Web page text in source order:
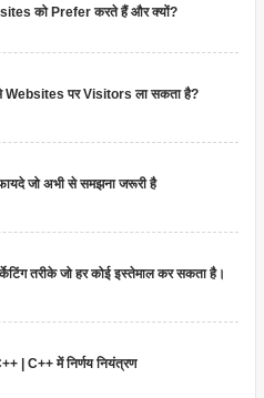
को Prefer करते हैं और क्यों?
पर Visitors ला सकता है?
जो अभी से समझना जरूरी है
तरीके जो हर कोई इस्तेमाल कर सकता है।
| C++ में निर्णय नियंत्रण